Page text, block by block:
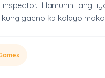
Hamunin ang
gaano ka kalayo